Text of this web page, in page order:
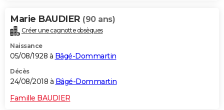
Marie BAUDIER (90 ans)
Créer une cagnotte obsèques
Naissance
05/08/1928 à Bâgé-Dommartin
Décès
24/08/2018 à Bâgé-Dommartin
Famille BAUDIER